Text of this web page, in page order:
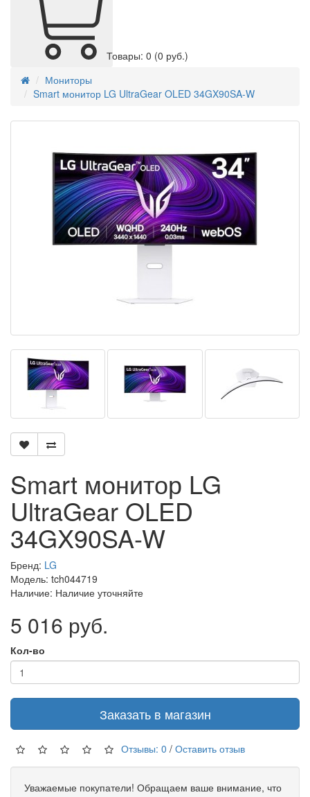
Товары: 0 (0 руб.)
Мониторы
Smart монитор LG UltraGear OLED 34GX90SA-W
Smart монитор LG
UltraGear OLED
34GX90SA-W
Бренд: LG
Модель: tch044719
Наличие: Наличие уточняйте
5 016 руб.
Кол-во
Заказать в магазин
Отзывы: 0 / Оставить отзыв
Уважаемые покупатели! Обращаем ваше внимание, что